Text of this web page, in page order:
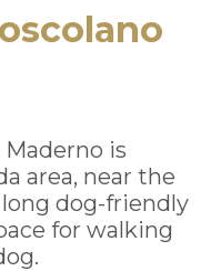
Maderno is
area, near the
dog-friendly
for walking